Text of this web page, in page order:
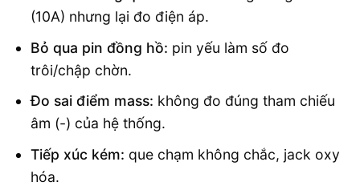
(10A) nhưng lại đo điện áp.
Bỏ qua pin đồng hồ: pin yếu làm số đo
trôi/chập chờn.
Đo sai điểm mass: không đo đúng tham chiếu
âm (-) của hệ thống.
Tiếp xúc kém: que chạm không chắc, jack oxy
hóa.